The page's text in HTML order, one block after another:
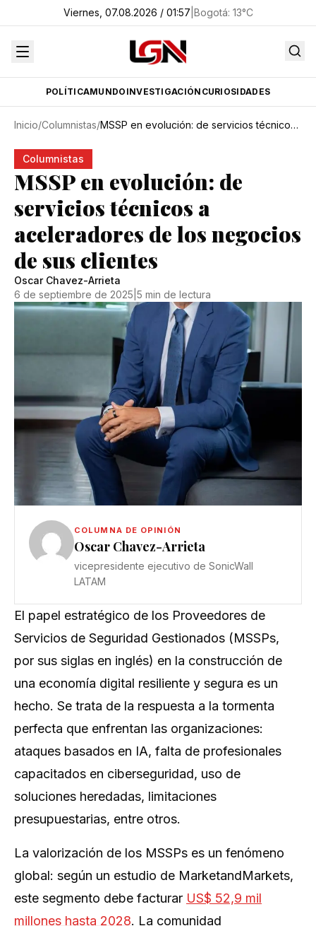
Viernes, 07.08.2026 / 01:57 Bogotá: 13°C
POLÍTICAMUNDO INVESTIGACIÓN CURIOSIDADES
Inicio/Columnistas/ MSSP en evolución: de servicios técnicos a aceleradores de los negocios de sus clientes
Columnistas
MSSP en evolución: de
servicios técnicos a
aceleradores de los negocios
de sus clientes
Oscar Chavez-Arrieta
6 de septiembre de 2025 5 min de lectura
COLUMNA DE OPINIÓN
Oscar Chavez-Arrieta
vicepresidente ejecutivo de SonicWall
LATAM
El papel estratégico de los Proveedores de
Servicios de Seguridad Gestionados (MSSPs,
por sus siglas en inglés) en la construcción de
una economía digital resiliente y segura es un
hecho. Se trata de la respuesta a la tormenta
perfecta que enfrentan las organizaciones:
ataques basados en IA, falta de profesionales
capacitados en ciberseguridad, uso de
soluciones heredadas, limitaciones
presupuestarias, entre otros.
La valorización de los MSSPs es un fenómeno
global: según un estudio de MarketandMarkets,
este segmento debe facturar US$ 52,9 mil
millones hasta 2028. La comunidad